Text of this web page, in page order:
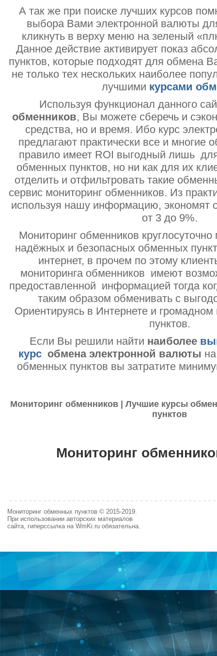
А так же при поиске лучших курсов
выбора Вами электронной валюты
кликнуть в верху меню на зеленый
Данное действие активирует показ
пунктов, которые подходят для обмена
не только тех нескольких наиболее
лучшими курсами
Используя функционал данного
обменников, Вы можете сберечь и
средства, но и время. Ибо курс
предлагают практически все и многие
правило имеет ROI выгодный лишь
обменных пунктов, но ни как для их
отделить и отфильтровать такие
сервис мониторинг обменников. Из
используя нашу информацию, экономят
от 3 до 9%.
Мониторинг обменников круглосуточно
надёжных и безопасных обменных
интернет, в прочем по этому
мониторинга обменников имеют
предоставленной информацией тогда
таким образом обменивать с
Ориентируясь в Интернете и
пунктов.
Если Вы решили найти наиболее
курс обмена электронной валюты
обменных пунктов вы затратите
Мониторинг обменников | Лучшие курсы
пунктов
Мониторинг
Мониторинг обменных пунктов © 2015-2019.
При использовании авторских материалов
сайта, гиперссылка на WmKi.ru обязательна.